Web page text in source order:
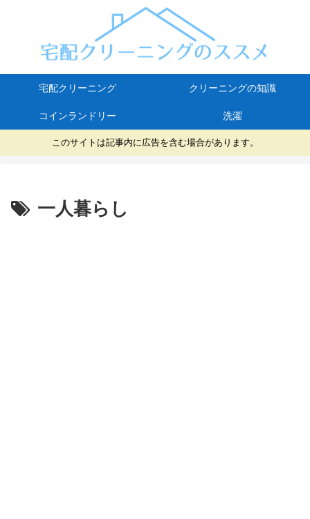
宅配クリーニング クリーニングの知識
コインランドリー 洗濯
このサイトは記事内に広告を含む場合があります。
一人暮らし